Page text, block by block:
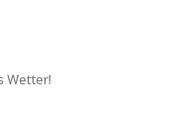
Wetter!